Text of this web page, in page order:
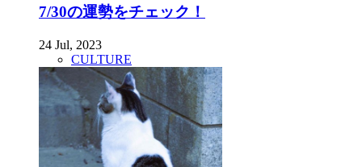
7/30の運勢をチェック！
24 Jul, 2023
CULTURE